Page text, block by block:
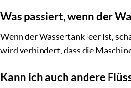
Was passiert, wenn der
Wenn der Wassertank leer ist,
wird verhindert, dass die
Kann ich auch andere